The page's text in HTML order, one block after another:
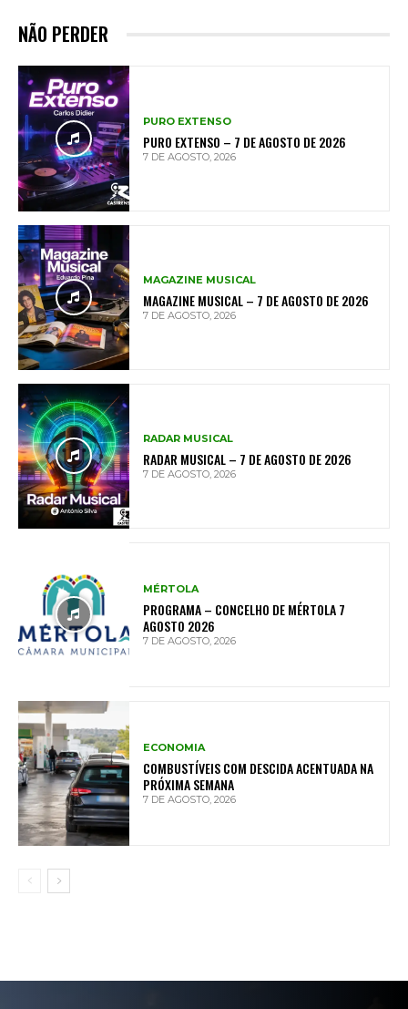
NÃO PERDER
PURO EXTENSO
PURO EXTENSO – 7 DE AGOSTO DE 2026
7 DE AGOSTO, 2026
MAGAZINE MUSICAL
MAGAZINE MUSICAL – 7 DE AGOSTO DE 2026
7 DE AGOSTO, 2026
RADAR MUSICAL
RADAR MUSICAL – 7 DE AGOSTO DE 2026
7 DE AGOSTO, 2026
MÉRTOLA
PROGRAMA – CONCELHO DE MÉRTOLA 7
AGOSTO 2026
7 DE AGOSTO, 2026
ECONOMIA
COMBUSTÍVEIS COM DESCIDA ACENTUADA NA
PRÓXIMA SEMANA
7 DE AGOSTO, 2026